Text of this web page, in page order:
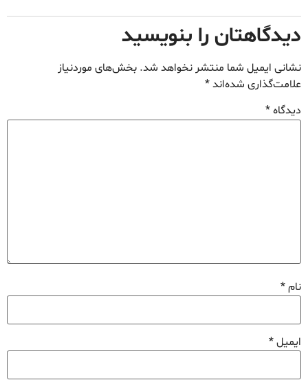
دیدگاهتان را بنویسید
نشانی ایمیل شما منتشر نخواهد شد. بخش‌های موردنیاز
علامت‌گذاری شده‌اند*
دیدگاه*
نام*
ایمیل*